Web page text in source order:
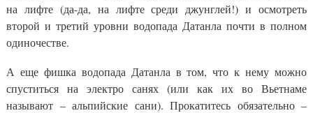
на лифте (да-да, на лифте среди джунглей!) и осмотреть
второй и третий уровни водопада Датанла почти в полном
одиночестве.
А еще фишка водопада Датанла в том, что к нему можно
спуститься на электро санях (или как их во Вьетнаме
называют – альпийские сани). Прокатитесь обязательно –